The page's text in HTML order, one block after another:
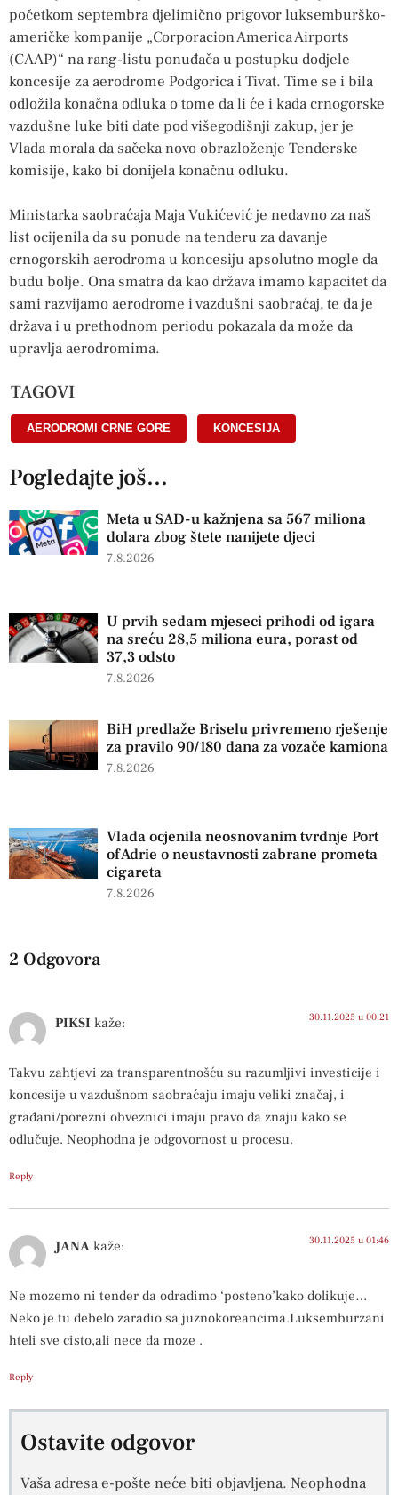
početkom septembra djelimično prigovor luksemburško-
američke kompanije „Corporacion America Airports
(CAAP)“ na rang-listu ponuđača u postupku dodjele
koncesije za aerodrome Podgorica i Tivat. Time se i bila
odložila konačna odluka o tome da li će i kada crnogorske
vazdušne luke biti date pod višegodišnji zakup, jer je
Vlada morala da sačeka novo obrazloženje Tenderske
komisije, kako bi donijela konačnu odluku.
Ministarka saobraćaja Maja Vukićević je nedavno za naš
list ocijenila da su ponude na tenderu za davanje
crnogorskih aerodroma u koncesiju apsolutno mogle da
budu bolje. Ona smatra da kao država imamo kapacitet da
sami razvijamo aerodrome i vazdušni saobraćaj, te da je
država i u prethodnom periodu pokazala da može da
upravlja aerodromima.
TAGOVI
AERODROMI CRNE GORE KONCESIJA
Pogledajte još...
Meta u SAD-u kažnjena sa 567 miliona
dolara zbog štete nanijete djeci
7.8.2026
U prvih sedam mjeseci prihodi od igara
na sreću 28,5 miliona eura, porast od
37,3 odsto
7.8.2026
BiH predlaže Briselu privremeno rješenje
za pravilo 90/180 dana za vozače kamiona
7.8.2026
Vlada ocjenila neosnovanim tvrdnje Port
of Adrie o neustavnosti zabrane prometa
cigareta
7.8.2026
2 Odgovora
PIKSI kaže: 30.11.2025 u 00:21
Takvu zahtjevi za transparentnošću su razumljivi investicije i
koncesije u vazdušnom saobraćaju imaju veliki značaj, i
građani/porezni obveznici imaju pravo da znaju kako se
odlučuje. Neophodna je odgovornost u procesu.
Reply
JANA kaže: 30.11.2025 u 01:46
Ne mozemo ni tender da odradimo ‘posteno’kako dolikuje…
Neko je tu debelo zaradio sa juznokoreancima.Luksemburzani
hteli sve cisto,ali nece da moze .
Reply
Ostavite odgovor
Vaša adresa e-pošte neće biti objavljena. Neophodna